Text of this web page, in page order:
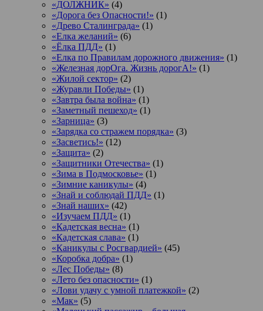
«ДОЛЖНИК» (4)
«Дорога без Опасности!» (1)
«Древо Сталинграда» (1)
«Елка желаний» (6)
«Ёлка ПДД» (1)
«Елка по Правилам дорожного движения» (1)
«Железная дорОга. Жизнь дорогА!» (1)
«Жилой сектор» (2)
«Журавли Победы» (1)
«Завтра была война» (1)
«Заметный пешеход» (1)
«Зарница» (3)
«Зарядка со стражем порядка» (3)
«Засветись!» (12)
«Защита» (2)
«Защитники Отечества» (1)
«Зима в Подмосковье» (1)
«Зимние каникулы» (4)
«Знай и соблюдай ПДД» (1)
«Знай наших» (42)
«Изучаем ПДД» (1)
«Кадетская весна» (1)
«Кадетская слава» (1)
«Каникулы с Росгвардией» (45)
«Коробка добра» (1)
«Лес Победы» (8)
«Лето без опасности» (1)
«Лови удачу с умной платежкой» (2)
«Мак» (5)